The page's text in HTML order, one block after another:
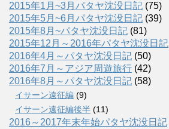
2015年1月~3月パタヤ沈没日記 (75)
2015年5月~6月パタヤ沈没日記 (39)
2015年8月~パタヤ沈没日記 (81)
2015年12月～2016年パタヤ沈没日記
2016年4月～パタヤ沈没日記 (50)
2016年7月～アジア周遊旅行 (42)
2016年8月～パタヤ沈没日記 (58)
イサーン遠征編 (9)
イサーン遠征編後半 (11)
2016～2017年末年始パタヤ沈没日記